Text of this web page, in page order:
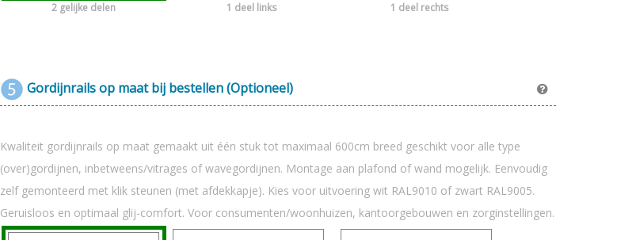
2 gelijke delen 1 deel links 1 deel rechts
Gordijnrails op maat bij bestellen (Optioneel)
Kwaliteit gordijnrails op maat gemaakt uit één stuk tot maximaal 600cm breed geschikt voor alle type
(over)gordijnen, inbetweens/vitrages of wavegordijnen. Montage aan plafond of wand mogelijk. Eenvoudig
zelf gemonteerd met klik steunen (met afdekkapje). Kies voor uitvoering wit RAL9010 of zwart RAL9005.
Geruisloos en optimaal glij-comfort. Voor consumenten/woonhuizen, kantoorgebouwen en zorginstellingen.